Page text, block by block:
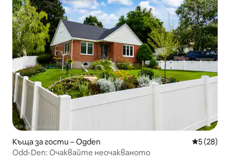
Къща за гости – Ogden Средна
5 (28)
Odd-Den: Очаквайте неочакваното